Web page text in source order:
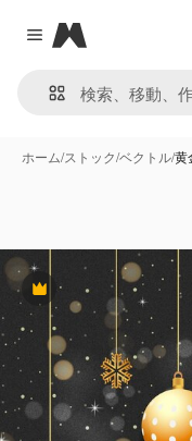
Close menu
Magnific
ホーム/ストック/ベクトル/黄
Premium